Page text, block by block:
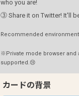
who you are!
③ Share it on Twitter! It'll
Recommended
※Private mode browser and
supported.😢
カードの背景